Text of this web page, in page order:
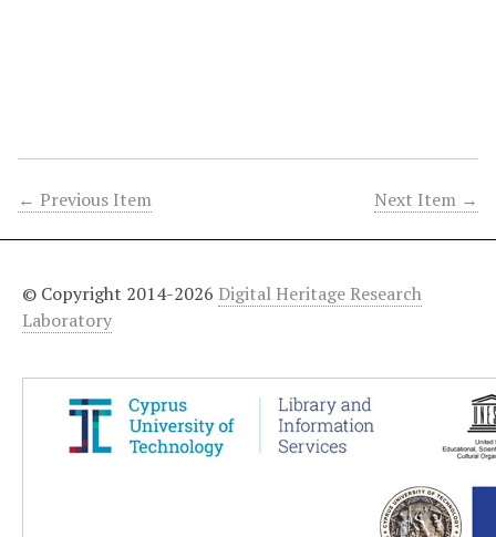
← Previous Item Next Item →
© Copyright 2014-2026 Digital Heritage Research
Laboratory